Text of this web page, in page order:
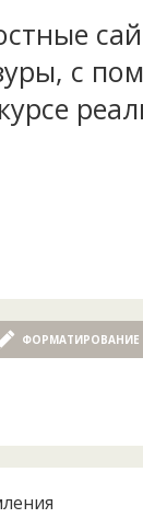
с
ФОРМАТИРОВАНИЕ